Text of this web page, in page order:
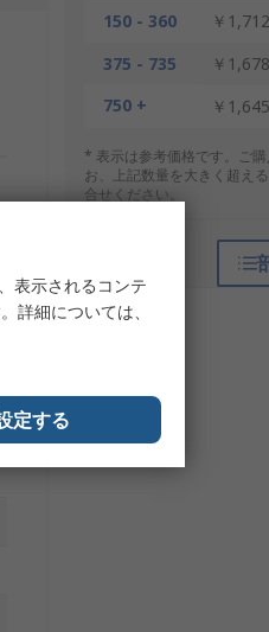
150 - 360
￥
375 - 735
￥
750 +
￥
* 表示は参考価格です。ご
お、上記数量を大きく超え
合せください。
表示されるコンテ
詳細については、
定する